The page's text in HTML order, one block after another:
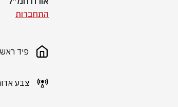
התחברות
פיד
צבע